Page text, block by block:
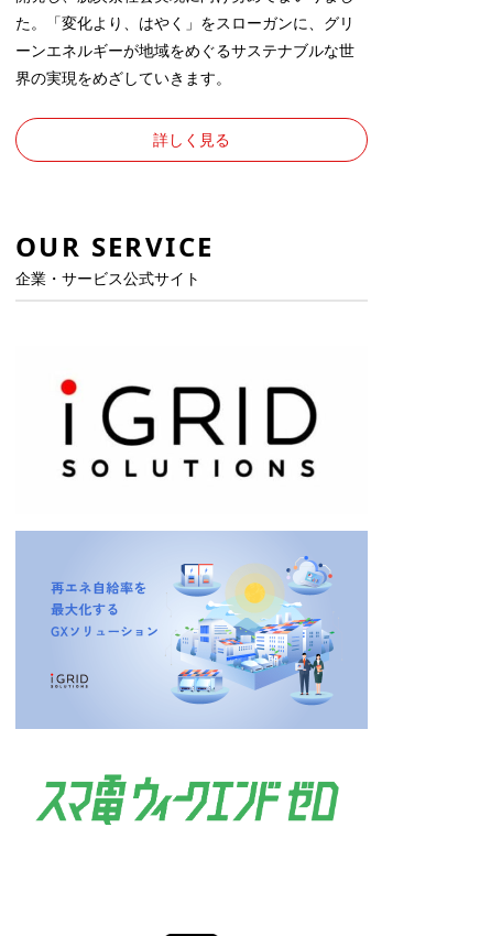
た。「変化より、はやく」をスローガンに、グリ
ーンエネルギーが地域をめぐるサステナブルな世
界の実現をめざしていきます。
詳しく見る
OUR SERVICE
企業・サービス公式サイト